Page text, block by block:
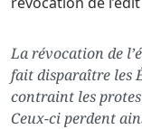
La révocation de
fait disparaître les
contraint les
Ceux-ci perdent